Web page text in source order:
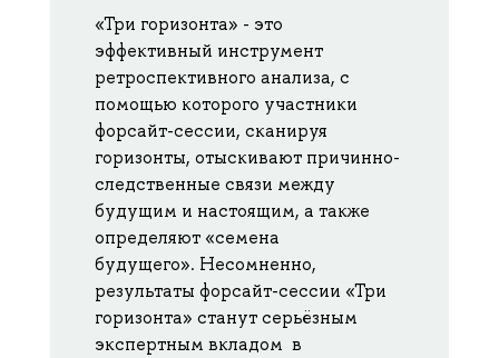
«Три горизонта» - это
эффективный инструмент
ретроспективного анализа, с
помощью которого участники
форсайт-сессии, сканируя
горизонты, отыскивают причинно-
следственные связи между
будущим и настоящим, а также
определяют «семена
будущего». Несомненно,
результаты форсайт-сессии «Три
горизонта» станут серьёзным
экспертным вкладом в